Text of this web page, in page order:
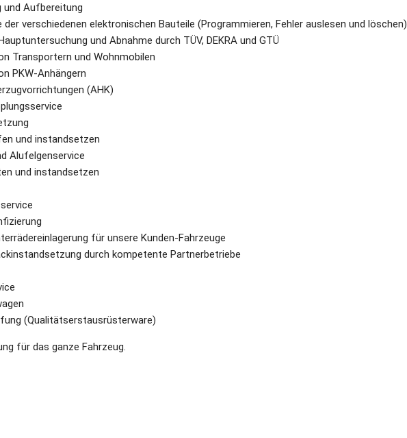
und Aufbereitung
der verschiedenen elektronischen Bauteile (Programmieren, Fehler auslesen und löschen)
und Abnahme durch TÜV, DEKRA und GTÜ
Transportern und Wohnmobilen
PKW-Anhängern
(AHK)
und instandsetzen
Alufelgenservice
und instandsetzen
für unsere Kunden-Fahrzeuge
durch kompetente Partnerbetriebe
(Qualitätserstausrüsterware)
für das ganze Fahrzeug.